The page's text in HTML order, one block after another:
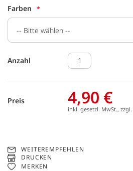
Farben
Anzahl
Preis 4,90 €
inkl. gesetzl. MwSt., zzgl.
WEITEREMPFEHLEN
DRUCKEN
MERKEN